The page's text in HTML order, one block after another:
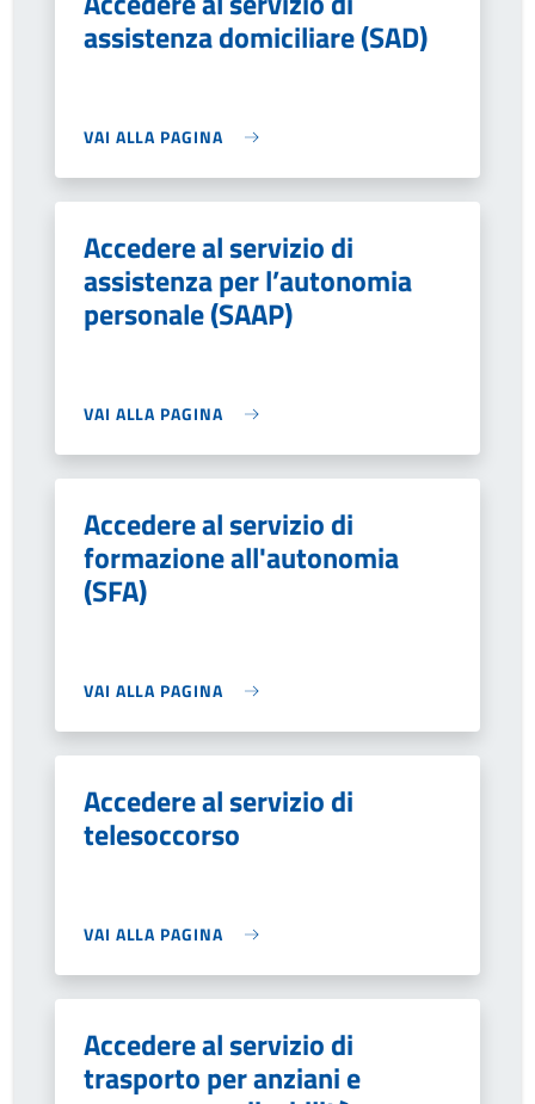
assistenza domiciliare (SAD)
VAI ALLA PAGINA
Accedere al servizio di
assistenza per l’autonomia
personale (SAAP)
VAI ALLA PAGINA
Accedere al servizio di
formazione all'autonomia
(SFA)
VAI ALLA PAGINA
Accedere al servizio di
telesoccorso
VAI ALLA PAGINA
Accedere al servizio di
trasporto per anziani e